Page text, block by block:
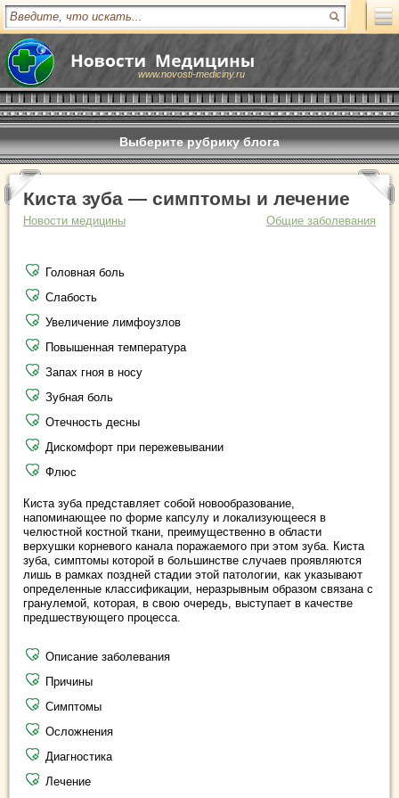
www.novosti-mediciny.ru
Выберите рубрику блога
Киста зуба — симптомы и лечение
Новости медицины Общие заболевания
Головная боль
Слабость
Увеличение лимфоузлов
Повышенная температура
Запах гноя в носу
Зубная боль
Отечность десны
Дискомфорт при пережевывании
Флюс
Киста зуба представляет собой новообразование,
напоминающее по форме капсулу и локализующееся в
челюстной костной ткани, преимущественно в области
верхушки корневого канала поражаемого при этом зуба. Киста
зуба, симптомы которой в большинстве случаев проявляются
лишь в рамках поздней стадии этой патологии, как указывают
определенные классификации, неразрывным образом связана с
гранулемой, которая, в свою очередь, выступает в качестве
предшествующего процесса.
Описание заболевания
Причины
Симптомы
Осложнения
Диагностика
Лечение